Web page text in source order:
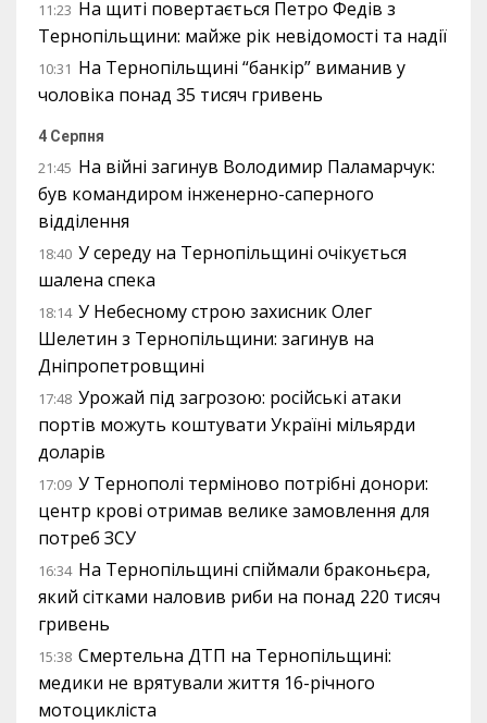
11:23 На щиті повертається Петро Федів з
Тернопільщини: майже рік невідомості та надії
10:31 На Тернопільщині “банкір” виманив у
чоловіка понад 35 тисяч гривень
4 Серпня
21:45 На війні загинув Володимир Паламарчук:
був командиром інженерно-саперного
відділення
18:40 У середу на Тернопільщині очікується
шалена спека
18:14 У Небесному строю захисник Олег
Шелетин з Тернопільщини: загинув на
Дніпропетровщині
17:48 Урожай під загрозою: російські атаки
портів можуть коштувати Україні мільярди
доларів
17:09 У Тернополі терміново потрібні донори:
центр крові отримав велике замовлення для
потреб ЗСУ
16:34 На Тернопільщині спіймали браконьєра,
який сітками наловив риби на понад 220 тисяч
гривень
15:38 Смертельна ДТП на Тернопільщині:
медики не врятували життя 16-річного
мотоцикліста